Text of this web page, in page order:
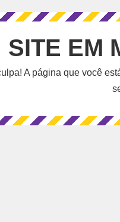
SITE EM
A página que você